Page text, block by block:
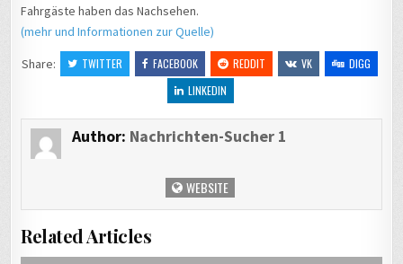
Fahrgäste haben das Nachsehen.
(mehr und Informationen zur Quelle)
Share:
TWITTER FACEBOOK REDDIT VK
DIGG
LINKEDIN
Author: Nachrichten-Sucher 1
WEBSITE
Related Articles